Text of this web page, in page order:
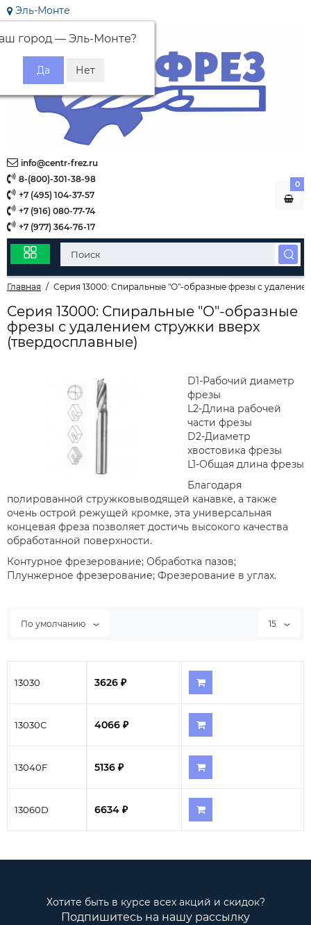
Эль-Монте
город — Эль-Монте?
info@centr-frez.ru
8-(800)-301-38-98
+7 (495) 104-37-57
+7 (916) 080-77-74
+7 (977) 364-76-17
0
Главная Серия 13000: Спиральные "О"-образные фрезы с
Серия 13000: Спиральные "О"-образные
фрезы с удалением стружки вверх
(твердосплавные)
D1-Рабочий диаметр
фрезы
L2-Длина рабочей
части фрезы
D2-Диаметр
хвостовика фрезы
L1-Общая длина фрезы
Благодаря
полированной стружковыводящей канавке, а также
очень острой режущей кромке, эта универсальная
концевая фреза позволяет достичь высокого качества
обработанной поверхности.
Контурное фрезерование; Обработка пазов;
Плунжерное фрезерование; Фрезерование в углах.
По умолчанию 15
13030 3626 ₽
13030С 4066 ₽
13040F 5136 ₽
13060D 6634 ₽
Хотите быть в курсе всех акций и скидок?
Подпишитесь на нашу рассылку